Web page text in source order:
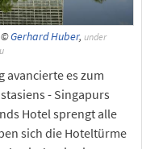
©Gerhard Huber, under
avancierte es zum
- Singapurs
Hotel sprengt alle
sich die Hoteltürme